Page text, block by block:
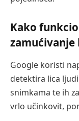
Kako
zamućivanje
Google koristi
detektira lica
snimkama te ih
vrlo učinkovit,